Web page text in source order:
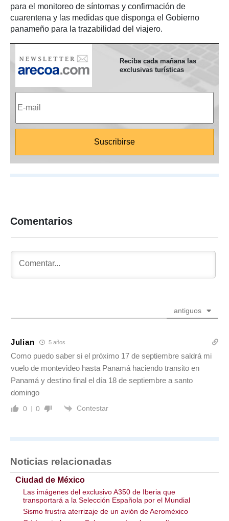
para el monitoreo de síntomas y confirmación de
cuarentena y las medidas que disponga el Gobierno
panameño para la trazabilidad del viajero.
Reciba cada mañana las
exclusivas turísticas
Comentarios
antiguos
Julian 5 años
Como puedo saber si el próximo 17 de septiembre saldrá mi
vuelo de montevideo hasta Panamá haciendo transito en
Panamá y destino final el día 18 de septiembre a santo
domingo
0 0 Contestar
Noticias relacionadas
Ciudad de México
Las imágenes del exclusivo A350 de Iberia que
transportará a la Selección Española por el Mundial
Sismo frustra aterrizaje de un avión de Aeroméxico